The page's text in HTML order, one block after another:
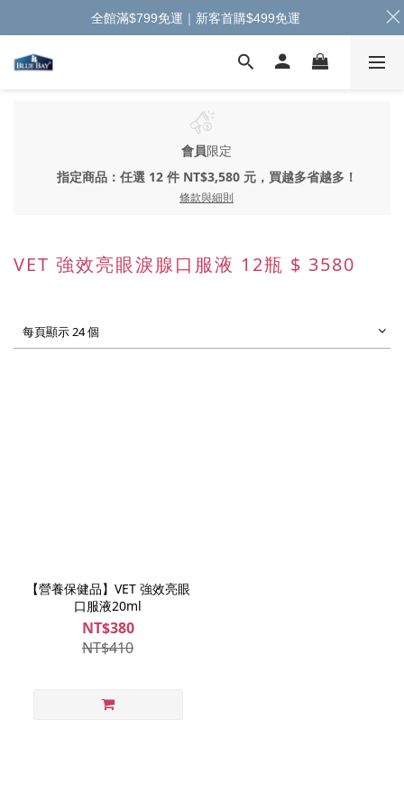
會員限定
指定商品：任選 12 件 NT$3,580 元，買越多省越多！
條款與細則
VET 強效亮眼淚腺口服液 12瓶 $ 3580
每頁顯示 24 個
【營養保健品】VET 強效亮眼
口服液20ml
NT$380
NT$410
全館滿$799免運｜新客首購$499免運